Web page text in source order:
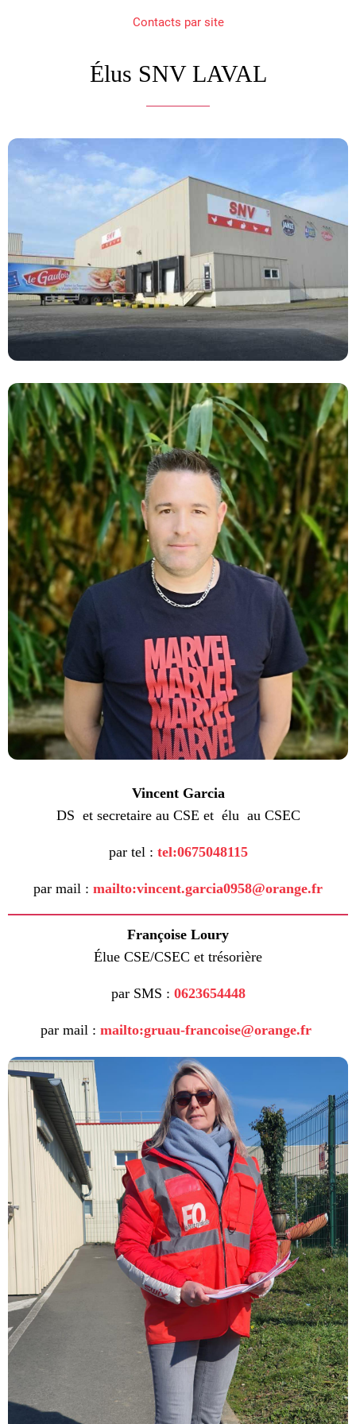
Contacts par site
Élus SNV LAVAL
Vincent Garcia
DS et secretaire au CSE et élu au CSEC
par tel : tel:0675048115
par mail : mailto:vincent.garcia0958@orange.fr
Françoise Loury
Élue CSE/CSEC et trésorière
par SMS : 0623654448
par mail : mailto:gruau-francoise@orange.fr